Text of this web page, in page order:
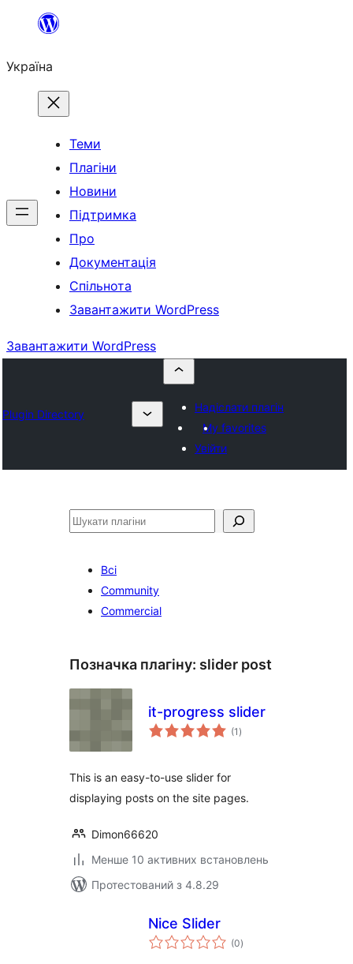
Перейти
вмісту
Україна
Теми
Плагіни
Новини
Підтримка
Про
Документація
Спільнота
Завантажити WordPress
Завантажити WordPress
Plugin Directory
Надіслати плагін
My favorites
Увійти
Пошук
Всі
Community
Commercial
Позначка плагіну: slider post
it-progress slider
(1 загальний
рейтинг
)
This is an easy-to-use slider for
displaying posts on the site pages.
Dimon66620
Менше 10 активних встановлень
Протестований з 4.8.29
Nice Slider
(0загальний
рейтинг
)